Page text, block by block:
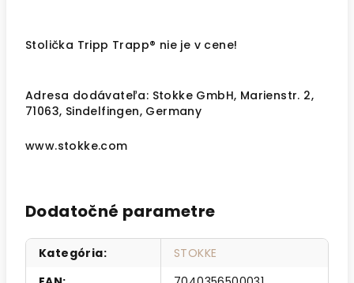
Stolička Tripp Trapp® nie je v cene!
Adresa dodávateľa: Stokke GmbH, Marienstr. 2,
71063, Sindelfingen, Germany
www.stokke.com
Dodatočné parametre
Kategória:
STOKKE